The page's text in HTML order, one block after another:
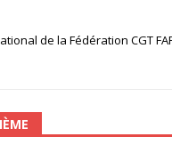
de la Fédération CGT